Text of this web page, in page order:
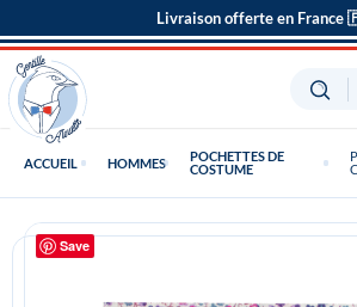
Livraison offerte en
ACCUEIL HOMMES
POCHETTES DE
COSTUME
Save